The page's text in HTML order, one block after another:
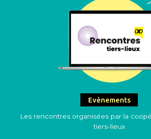
Evènements
Les rencontres organisées par la
tiers-lieux